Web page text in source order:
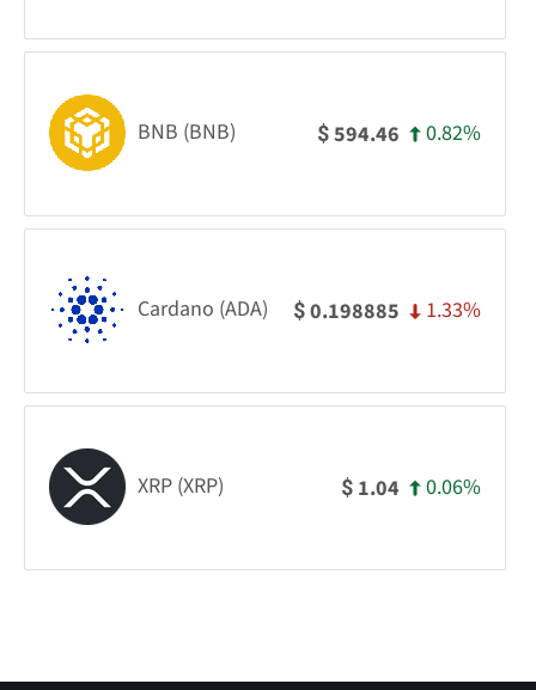
BNB (BNB) $594.46 0.82%
Cardano (ADA) $0.198885 1.33%
XRP (XRP) $ 1.04 0.06%